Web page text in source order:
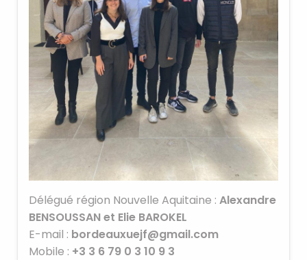
Délégué région Nouvelle Aquitaine : Alexandre
BENSOUSSAN et Elie BAROKEL
E-mail : bordeauxuejf@gmail.com
Mobile : +3 3 6 79 0 3 10 9 3